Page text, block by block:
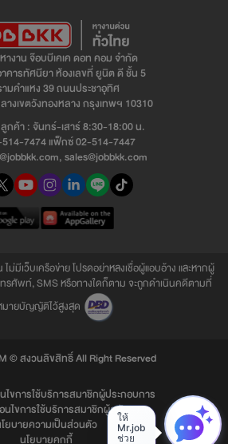
งาน จ๊อบบีเคเค ดอท คอม จำกัด
าคารทัศนียา ห้องเลขที่ ยูนิต ดี ชั้น 5
มคำแหง 39 ถนนประชาอุทิศ
างเขตวังทองหลาง กรุงเทพฯ 10310
กค้า : จันทร์-เสาร์ 8:30-18:00 น.
514-7474 แฟ็กซ์ 02-514-7447
sales@jobbkk.com
ม่มีเว็บเครือข่าย โปรดอย่าหลงเชื่อผู้แอบอ้าง และหากผู้
ทรศัพท์, SMS หรือทางใดก็ตาม จะถูกดำเนินคดีตามที่
ายบัญญัติไว้สูงสุด
© สงวนลิขสิทธิ์ All Right Reserved
ไขการใช้บริการสมาชิกผู้ประกอบการ
นไขการใช้บริการสมาชิกผู้สมัครงาน
ยบายความเป็นส่วนตัว
นโยบายคุกกี้